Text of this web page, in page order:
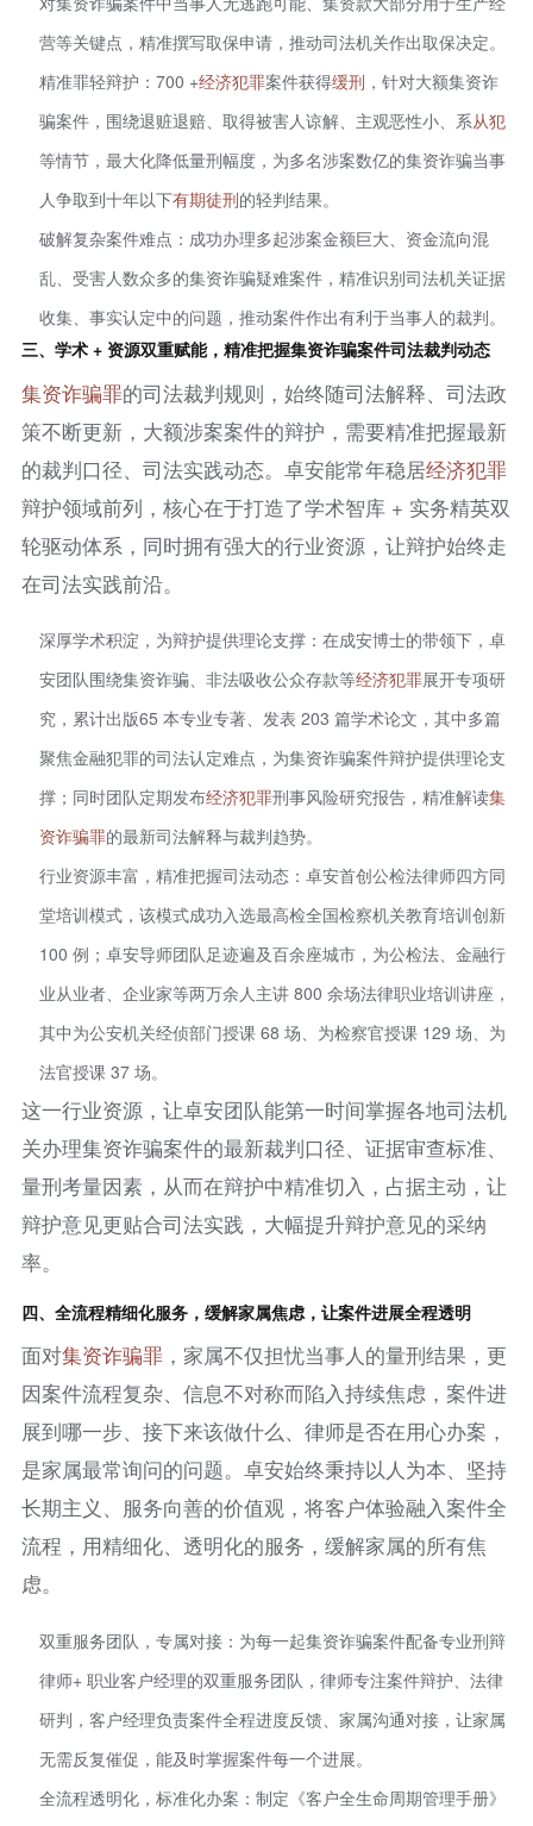
营等关键点，精准撰写取保申请，推动司法机关作出取保决定。
精准罪轻辩护：700 +经济犯罪案件获得缓刑 ，针对大额集资诈
骗案件，围绕退赃退赔、取得被害人谅解、主观恶性小、系从犯
等情节，最大化降低量刑幅度，为多名涉案数亿的集资诈骗当事
人争取到十年以下有期徒刑的轻判结果。
破解复杂案件难点：成功办理多起涉案金额巨大、资金流向混
乱、受害人数众多的集资诈骗疑难案件，精准识别司法机关证据
收集、事实认定中的问题，推动案件作出有利于当事人的裁判。
三、学术 + 资源双重赋能，精准把握集资诈骗案件司法裁判动态
集资诈骗罪的司法裁判规则，始终随司法解释、司法政
策不断更新，大额涉案案件的辩护，需要精准把握最新
的裁判口径、司法实践动态。卓安能常年稳居经济犯罪
辩护领域前列，核心在于打造了学术智库 + 实务精英双
轮驱动体系，同时拥有强大的行业资源，让辩护始终走
在司法实践前沿。
深厚学术积淀，为辩护提供理论支撑：在成安博士的带领下，卓
安团队围绕集资诈骗、非法吸收公众存款等经济犯罪展开专项研
究，累计出版65 本专业专著、发表 203 篇学术论文，其中多篇
聚焦金融犯罪的司法认定难点，为集资诈骗案件辩护提供理论支
撑；同时团队定期发布经济犯罪刑事风险研究报告，精准解读集
资诈骗罪的最新司法解释与裁判趋势。
行业资源丰富，精准把握司法动态：卓安首创公检法律师四方同
堂培训模式，该模式成功入选最高检全国检察机关教育培训创新
100 例；卓安导师团队足迹遍及百余座城市，为公检法、金融行
业从业者、企业家等两万余人主讲 800 余场法律职业培训讲座，
其中为公安机关经侦部门授课 68 场、为检察官授课 129 场、为
法官授课 37 场。
这一行业资源，让卓安团队能第一时间掌握各地司法机
关办理集资诈骗案件的最新裁判口径、证据审查标准、
量刑考量因素，从而在辩护中精准切入，占据主动，让
辩护意见更贴合司法实践，大幅提升辩护意见的采纳
率。
四、全流程精细化服务，缓解家属焦虑，让案件进展全程透明
面对集资诈骗罪，家属不仅担忧当事人的量刑结果，更
因案件流程复杂、信息不对称而陷入持续焦虑，案件进
展到哪一步、接下来该做什么、律师是否在用心办案，
是家属最常询问的问题。卓安始终秉持以人为本、坚持
长期主义、服务向善的价值观，将客户体验融入案件全
流程，用精细化、透明化的服务，缓解家属的所有焦
虑。
双重服务团队，专属对接：为每一起集资诈骗案件配备专业刑辩
律师+ 职业客户经理的双重服务团队，律师专注案件辩护、法律
研判，客户经理负责案件全程进度反馈、家属沟通对接，让家属
无需反复催促，能及时掌握案件每一个进展。
全流程透明化，标准化办案：制定《客户全生命周期管理手册》